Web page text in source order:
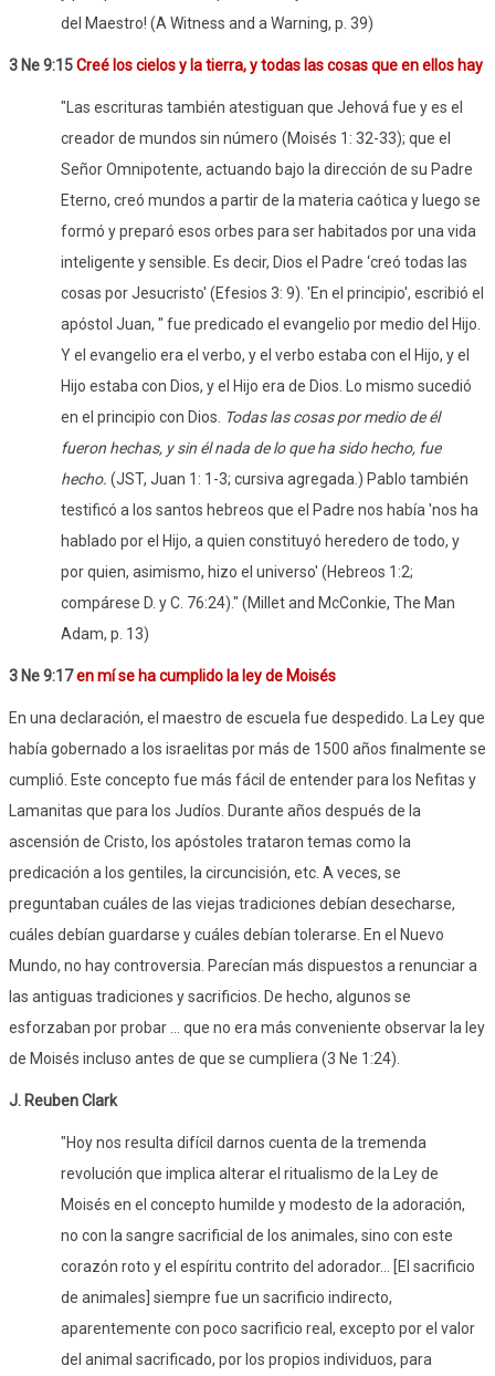
del Maestro! (A Witness and a Warning, p. 39)
3 Ne 9:15Creé los cielos y la tierra, y todas las cosas que en ellos hay
"Las escrituras también atestiguan que Jehová fue y es el
creador de mundos sin número (Moisés 1: 32-33); que el
Señor Omnipotente, actuando bajo la dirección de su Padre
Eterno, creó mundos a partir de la materia caótica y luego se
formó y preparó esos orbes para ser habitados por una vida
inteligente y sensible. Es decir, Dios el Padre ‘creó todas las
cosas por Jesucristo' (Efesios 3: 9). 'En el principio', escribió el
apóstol Juan, " fue predicado el evangelio por medio del Hijo.
Y el evangelio era el verbo, y el verbo estaba con el Hijo, y el
Hijo estaba con Dios, y el Hijo era de Dios. Lo mismo sucedió
en el principio con Dios. Todas las cosas por medio de él
fueron hechas, y sin él nada de lo que ha sido hecho, fue
hecho. (JST, Juan 1: 1-3; cursiva agregada.) Pablo también
testificó a los santos hebreos que el Padre nos había 'nos ha
hablado por el Hijo, a quien constituyó heredero de todo, y
por quien, asimismo, hizo el universo' (Hebreos 1:2;
compárese D. y C. 76:24)." (Millet and McConkie, The Man
Adam, p. 13)
3 Ne 9:17en mí se ha cumplido la ley de Moisés
En una declaración, el maestro de escuela fue despedido. La Ley que
había gobernado a los israelitas por más de 1500 años finalmente se
cumplió. Este concepto fue más fácil de entender para los Nefitas y
Lamanitas que para los Judíos. Durante años después de la
ascensión de Cristo, los apóstoles trataron temas como la
predicación a los gentiles, la circuncisión, etc. A veces, se
preguntaban cuáles de las viejas tradiciones debían desecharse,
cuáles debían guardarse y cuáles debían tolerarse. En el Nuevo
Mundo, no hay controversia. Parecían más dispuestos a renunciar a
las antiguas tradiciones y sacrificios. De hecho, algunos se
esforzaban por probar ... que no era más conveniente observar la ley
de Moisés incluso antes de que se cumpliera (3 Ne 1:24).
J. Reuben Clark
"Hoy nos resulta difícil darnos cuenta de la tremenda
revolución que implica alterar el ritualismo de la Ley de
Moisés en el concepto humilde y modesto de la adoración,
no con la sangre sacrificial de los animales, sino con este
corazón roto y el espíritu contrito del adorador... [El sacrificio
de animales] siempre fue un sacrificio indirecto,
aparentemente con poco sacrificio real, excepto por el valor
del animal sacrificado, por los propios individuos, para